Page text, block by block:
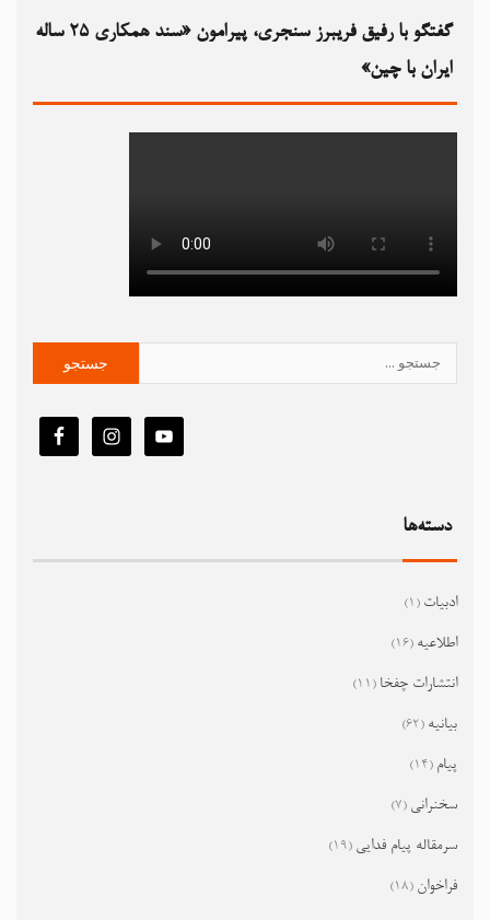
گفتگو با رفیق فریبرز سنجری، پیرامون «سند همکاری ۲۵ ساله
ایران با چین»
دسته‌ها
ادبیات (1)
اطلاعیه (16)
انتشارات چفخا (11)
بیانیه (62)
پیام (14)
سخنرانی (7)
سرمقاله پیام فدایی (19)
فراخوان (18)